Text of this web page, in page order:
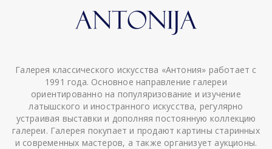
Галерея классического искусства «Антония» работает с
1991 года. Основное направление галереи
ориентированно на популяризование и изучение
латышского и иностранного искусства, регулярно
устраивая выставки и дополняя постоянную коллекцию
галереи. Галерея покупает и продают картины старинных
и современных мастеров, а также организует аукционы.